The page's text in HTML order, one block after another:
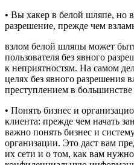
• Вы хакер в белой шляпе, но
разрешение, прежде чем
взлом белой шляпы может
пользователя без явного
к неприятностям. На самом
целях без явного разрешения
преступлением в большинстве
• Понять бизнес и
клиента: прежде чем начать
важно понять бизнес и
организации. Это даст вам
их сети и о том, как вам